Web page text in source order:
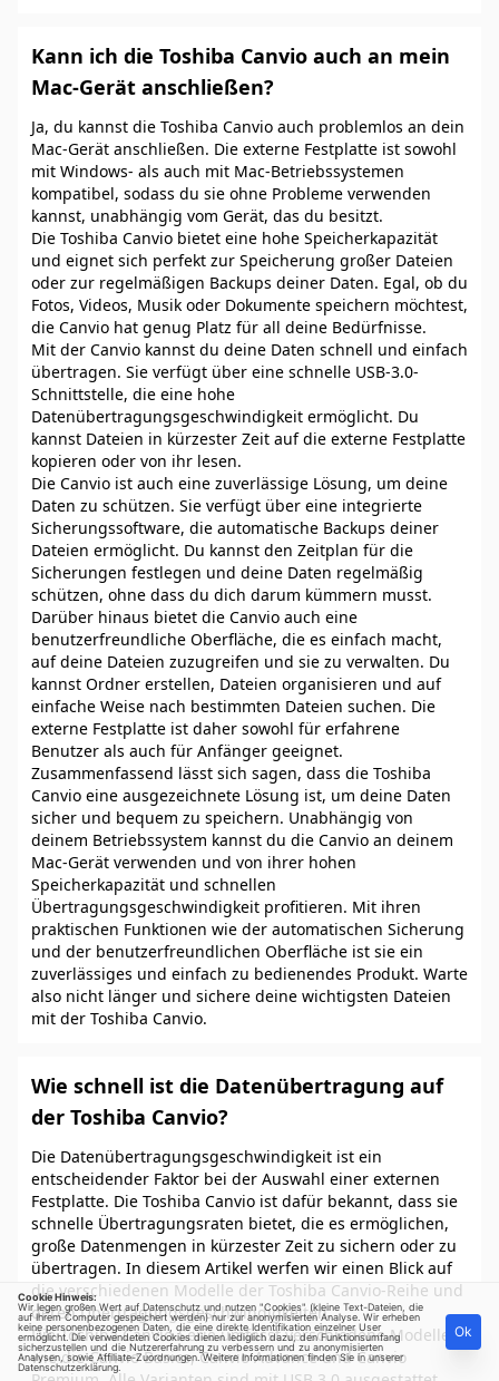
Kann ich die Toshiba Canvio auch an mein
Mac-Gerät anschließen?
Ja, du kannst die Toshiba Canvio auch problemlos an dein
Mac-Gerät anschließen. Die externe Festplatte ist sowohl
mit Windows- als auch mit Mac-Betriebssystemen
kompatibel, sodass du sie ohne Probleme verwenden
kannst, unabhängig vom Gerät, das du besitzt.
Die Toshiba Canvio bietet eine hohe Speicherkapazität
und eignet sich perfekt zur Speicherung großer Dateien
oder zur regelmäßigen Backups deiner Daten. Egal, ob du
Fotos, Videos, Musik oder Dokumente speichern möchtest,
die Canvio hat genug Platz für all deine Bedürfnisse.
Mit der Canvio kannst du deine Daten schnell und einfach
übertragen. Sie verfügt über eine schnelle USB-3.0-
Schnittstelle, die eine hohe
Datenübertragungsgeschwindigkeit ermöglicht. Du
kannst Dateien in kürzester Zeit auf die externe Festplatte
kopieren oder von ihr lesen.
Die Canvio ist auch eine zuverlässige Lösung, um deine
Daten zu schützen. Sie verfügt über eine integrierte
Sicherungssoftware, die automatische Backups deiner
Dateien ermöglicht. Du kannst den Zeitplan für die
Sicherungen festlegen und deine Daten regelmäßig
schützen, ohne dass du dich darum kümmern musst.
Darüber hinaus bietet die Canvio auch eine
benutzerfreundliche Oberfläche, die es einfach macht,
auf deine Dateien zuzugreifen und sie zu verwalten. Du
kannst Ordner erstellen, Dateien organisieren und auf
einfache Weise nach bestimmten Dateien suchen. Die
externe Festplatte ist daher sowohl für erfahrene
Benutzer als auch für Anfänger geeignet.
Zusammenfassend lässt sich sagen, dass die Toshiba
Canvio eine ausgezeichnete Lösung ist, um deine Daten
sicher und bequem zu speichern. Unabhängig von
deinem Betriebssystem kannst du die Canvio an deinem
Mac-Gerät verwenden und von ihrer hohen
Speicherkapazität und schnellen
Übertragungsgeschwindigkeit profitieren. Mit ihren
praktischen Funktionen wie der automatischen Sicherung
und der benutzerfreundlichen Oberfläche ist sie ein
zuverlässiges und einfach zu bedienendes Produkt. Warte
also nicht länger und sichere deine wichtigsten Dateien
mit der Toshiba Canvio.
Wie schnell ist die Datenübertragung auf
der Toshiba Canvio?
Die Datenübertragungsgeschwindigkeit ist ein
entscheidender Faktor bei der Auswahl einer externen
Festplatte. Die Toshiba Canvio ist dafür bekannt, dass sie
schnelle Übertragungsraten bietet, die es ermöglichen,
große Datenmengen in kürzester Zeit zu sichern oder zu
übertragen. In diesem Artikel werfen wir einen Blick auf
die verschiedenen Modelle der Toshiba Canvio-Reihe und
deren Übertragungsgeschwindigkeiten.
Die Toshiba Canvio-Serie umfasst verschiedene Modelle
wie die Canvio Basics, Canvio Advance und Canvio
Cookie Hinweis:
Wir legen großen Wert auf Datenschutz und nutzen "Cookies" (kleine Text-Dateien, die
auf Ihrem Computer gespeichert werden) nur zur anonymisierten Analyse. Wir erheben
keine personenbezogenen Daten, die eine direkte Identifikation einzelner User
ermöglicht. Die verwendeten Cookies dienen lediglich dazu, den Funktionsumfang
sicherzustellen und die Nutzererfahrung zu verbessern und zu anonymisierten
Analysen, sowie Affiliate-Zuordnungen. Weitere Informationen finden Sie in unserer
Datenschutzerklärung
Ok